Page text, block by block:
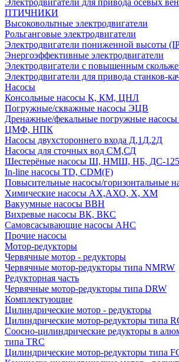
Электродвигатели для привода осевых
ПТИЧНИКИ
Высоковольтные электродвигатели
Рольганговые электродвигатели
Электродвигатели пониженной высоты
Энергоэффективные электродвигатели
Электродвигатели с повышенным
Электродвигатели для привода станков-
Насосы
Консольные насосы К, КМ, ЦНЛ
Погружные/скважные насосы ЭЦВ
Дренажные/фекальные погружные
ЦМФ, НПК
Насосы двухстороннего входа Д,1Д,2Д
Насосы для сточных вод СМ,СД
Шестерёные насосы Ш, НМШ, НБ, ДС-
In-line насосы TD, CDM(F)
Повысительные насосы/
Химические насосы АХ,АХО, Х, ХМ
Вакуумные насосы ВВН
Вихревые насосы ВК, ВКС
Самовсасывающие насосы АНС
Прочие насосы
Мотор-редукторы
Червячные мотор - редукторы
Червячные мотор-редукторы типа NMRW
Редукторная часть
Червячные мотор-редукторы типа DRW
Комплектующие
Цилиндрические мотор - редукторы
Цилиндрические мотор-редукторы типа
Соосно-цилиндрические редукторы в
типа TRC
Цилиндрические мотор-редукторы типа